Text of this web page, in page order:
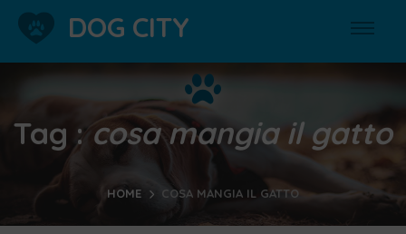
DOG CITY
Tag : cosa mangia il gatto
HOME COSA MANGIA IL GATTO